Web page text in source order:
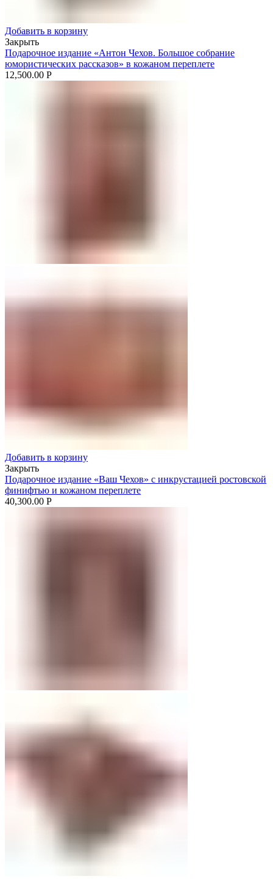
Добавить в корзину
Закрыть
Подарочное издание «Антон Чехов. Большое собрание
юмористических рассказов» в кожаном переплете
12,500.00 Р
Добавить в корзину
Закрыть
Подарочное издание «Ваш Чехов» с инкрустацией ростовской
финифтью и кожаном переплете
40,300.00 Р